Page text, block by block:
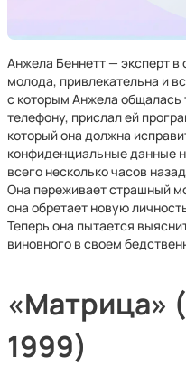
Анжела Беннетт — эксперт
молода, привлекательна и
с которым Анжела общалась
телефону, прислал ей
который она должна
конфиденциальные данные
всего несколько часов
Она переживает страшный
она обретает новую
Теперь она пытается
виновного в своем
«Матрица»
1999)